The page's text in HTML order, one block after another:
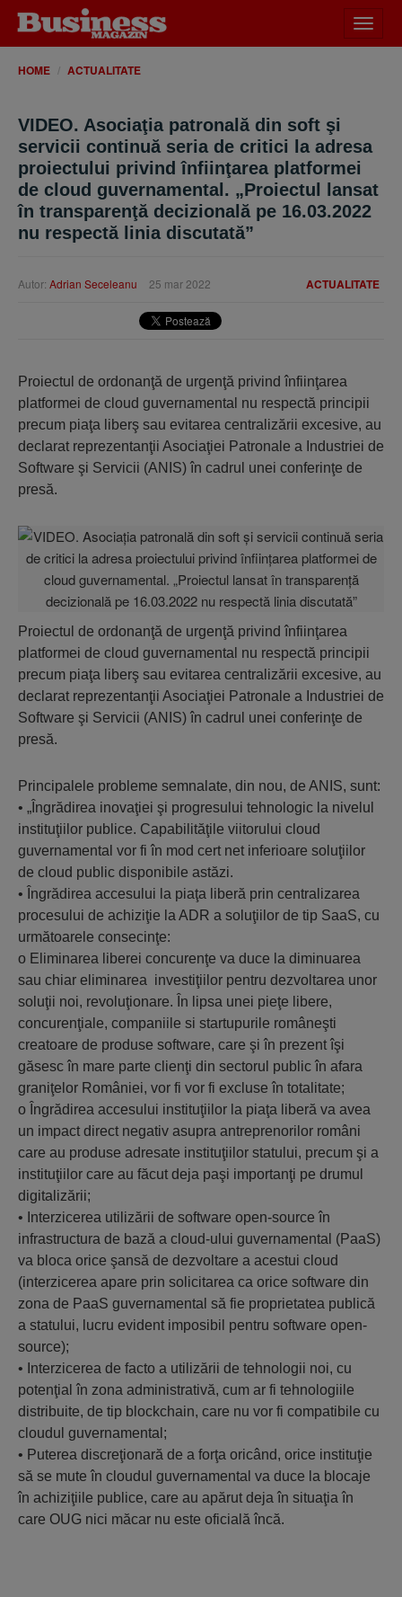
meniu
HOME ACTUALITATE
VIDEO. Asociaţia patronală din soft şi
servicii continuă seria de critici la adresa
proiectului privind înfiinţarea platformei
de cloud guvernamental. „Proiectul lansat
în transparenţă decizională pe 16.03.2022
nu respectă linia discutată”
ACTUALITATE
Autor: Adrian Seceleanu 25 mar 2022
Proiectul de ordonanţă de urgenţă privind înfiinţarea
platformei de cloud guvernamental nu respectă principii
precum piaţa liberş sau evitarea centralizării excesive, au
declarat reprezentanţii Asociaţiei Patronale a Industriei de
Software şi Servicii (ANIS) în cadrul unei conferinţe de
presă.
Proiectul de ordonanţă de urgenţă privind înfiinţarea
platformei de cloud guvernamental nu respectă principii
precum piaţa liberş sau evitarea centralizării excesive, au
declarat reprezentanţii Asociaţiei Patronale a Industriei de
Software şi Servicii (ANIS) în cadrul unei conferinţe de
presă.
Principalele probleme semnalate, din nou, de ANIS, sunt:
• „Îngrădirea inovaţiei şi progresului tehnologic la nivelul
instituţiilor publice. Capabilităţile viitorului cloud
guvernamental vor fi în mod cert net inferioare soluţiilor
de cloud public disponibile astăzi.
• Îngrădirea accesului la piaţa liberă prin centralizarea
procesului de achiziţie la ADR a soluţiilor de tip SaaS, cu
următoarele consecinţe:
o Eliminarea liberei concurenţe va duce la diminuarea
sau chiar eliminarea investiţiilor pentru dezvoltarea unor
soluţii noi, revoluţionare. În lipsa unei pieţe libere,
concurenţiale, companiile si startupurile româneşti
creatoare de produse software, care şi în prezent îşi
găsesc în mare parte clienţi din sectorul public în afara
graniţelor României, vor fi vor fi excluse în totalitate;
o Îngrădirea accesului instituţiilor la piaţa liberă va avea
un impact direct negativ asupra antreprenorilor români
care au produse adresate instituţiilor statului, precum şi a
instituţiilor care au făcut deja paşi importanţi pe drumul
digitalizării;
• Interzicerea utilizării de software open-source în
infrastructura de bază a cloud-ului guvernamental (PaaS)
va bloca orice şansă de dezvoltare a acestui cloud
(interzicerea apare prin solicitarea ca orice software din
zona de PaaS guvernamental să fie proprietatea publică
a statului, lucru evident imposibil pentru software open-
source);
• Interzicerea de facto a utilizării de tehnologii noi, cu
potenţial în zona administrativă, cum ar fi tehnologiile
distribuite, de tip blockchain, care nu vor fi compatibile cu
cloudul guvernamental;
• Puterea discreţionară de a forţa oricând, orice instituţie
să se mute în cloudul guvernamental va duce la blocaje
în achiziţiile publice, care au apărut deja în situaţia în
care OUG nici măcar nu este oficială încă.